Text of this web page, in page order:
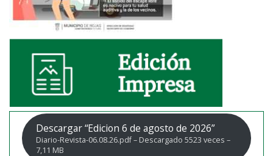
Descargar “Edicion 6 de agosto de 2026”
Diario-Revista-06.08.26.pdf – Descargado 5523 veces –
7,11 MB